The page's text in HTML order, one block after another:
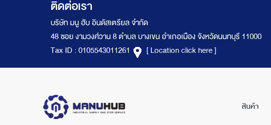
ติดต่อเรา
บริษัท มนู ฮับ อินดัสเตรียล จำกัด
48 ซอย งามวงศ์วาน 8 ตำบล บางเขน อำเภอเมือง จังหวัดนนทบุรี 11000
Tax ID : 0105543011261
[ Location click here ]
สินค้า